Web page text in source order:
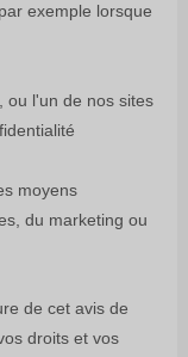
exemple lorsque
, ou l'un de nos sites
moyens
du marketing ou
de cet avis de
droits et vos